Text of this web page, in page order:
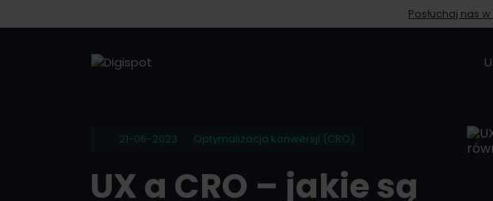
Posłuchaj nas
21-06-2023 Optymalizacja konwersji (CRO)
UX a CRO – jakie są